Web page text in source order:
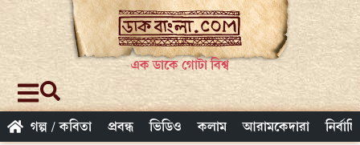
এক ডাকে গোটা বিশ্ব
গল্প / কবিতা প্রবন্ধ ভিডিও কলাম আরামকেদারা